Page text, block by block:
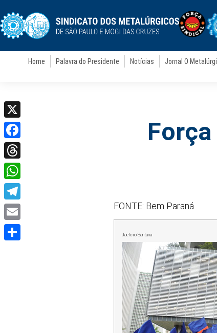
Home Palavra do Presidente Notícias Jornal O
FONTE: Bem Paraná
Jaelcio Santana
X
Facebook
Threads
WhatsApp
Telegram
Email